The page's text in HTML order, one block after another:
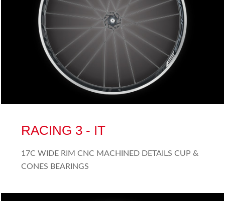
RACING 3 - IT
17C WIDE RIM CNC MACHINED DETAILS CUP &
CONES BEARINGS